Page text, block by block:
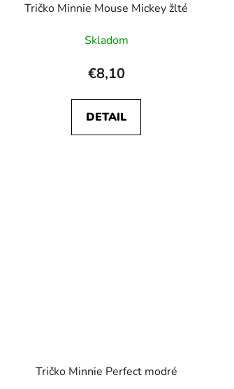
Tričko Minnie Mouse Mickey žlté
Skladom
€8,10
DETAIL
Tričko Minnie Perfect modré